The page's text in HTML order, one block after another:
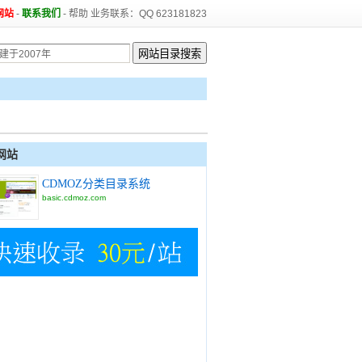
站 - 联系我们 - 帮助 业务联系：QQ 623181823
站
CDMOZ分类目录系统
basic.cdmoz.com